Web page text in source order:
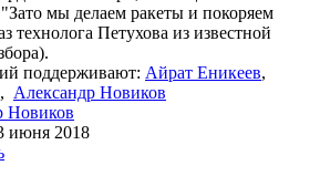
мы делаем ракеты и покоряем
технолога Петухова из известной
поддерживают: Айрат Еникеев,
, Александр Новиков
Новиков
июня 2018